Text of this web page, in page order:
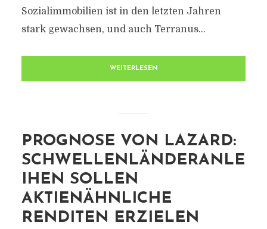
Sozialimmobilien ist in den letzten Jahren
stark gewachsen, und auch Terranus...
WEITERLESEN
PROGNOSE VON LAZARD:
SCHWELLENLÄNDERANLE
IHEN SOLLEN
AKTIENÄHNLICHE
RENDITEN ERZIELEN